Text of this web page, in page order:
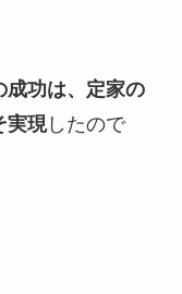
成功は、定家の
実現したので